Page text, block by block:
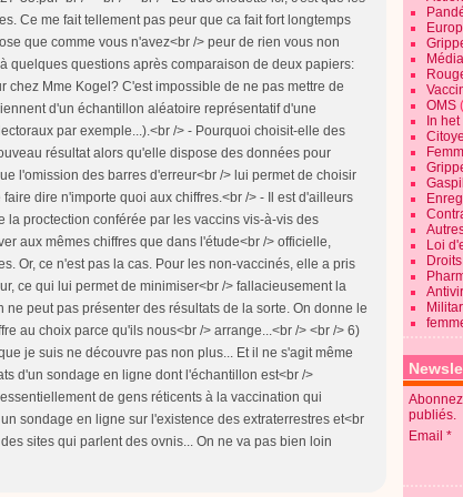
Ce me fait tellement pas peur que ca fait fort longtemps
que comme vous n'avez<br /> peur de rien vous non
quelques questions après comparaison de deux papiers:
chez Mme Kogel? C'est impossible de ne pas mettre de
d'un échantillon aléatoire représentatif d'une
par exemple...).<br /> - Pourquoi choisit-elle des
résultat alors qu'elle dispose des données pour
l'omission des barres d'erreur<br /> lui permet de choisir
dire n'importe quoi aux chiffres.<br /> - Il est d'ailleurs
la proctection conférée par les vaccins vis-à-vis des
aux mêmes chiffres que dans l'étude<br /> officielle,
Or, ce n'est pas la cas. Pour les non-vaccinés, elle a pris
ce qui lui permet de minimiser<br /> fallacieusement la
peut pas présenter des résultats de la sorte. On donne le
au choix parce qu'ils nous<br /> arrange...<br /> <br /> 6)
je suis ne découvre pas non plus... Et il ne s'agit même
d'un sondage en ligne dont l'échantillon est<br />
de gens réticents à la vaccination qui
sondage en ligne sur l'existence des extraterrestres et<br
sites qui parlent des ovnis... On ne va pas bien loin
OMS
In
Loi
publiés.
Email